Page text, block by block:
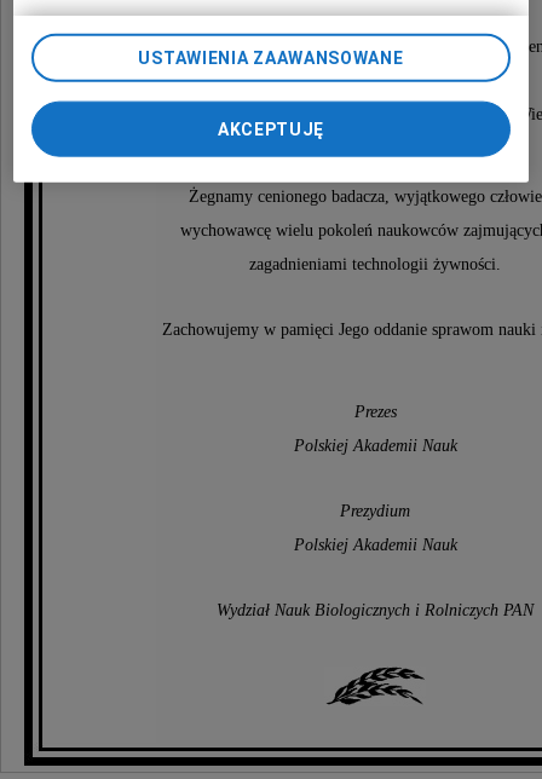
Odznaczony m.in.: Krzyżem Oficerskim Orderu
Medalem im. M. Oczapowskiego PAN,
doktor honoris causa Szkoły Głównej Gospodarstwa
Żegnamy cenionego badacza, wyjątkowego
wychowawcę wielu pokoleń naukowców
zagadnieniami technologii żywności.
Zachowujemy w pamięci Jego oddanie sprawom
Prezes
Polskiej Akademii Nauk
Prezydium
Polskiej Akademii Nauk
Wydział Nauk Biologicznych i Rolniczych PAN
USTAWIENIA ZAAWANSOWANE
AKCEPTUJĘ